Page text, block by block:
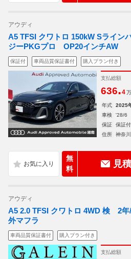
アウディ
A5 TFSI クワトロ 150kW Sライン
ジーPKGプロ OP20インチAW
保証付 車両品質保証書付 購入プラン付き
支払総額
636.4
年式 2025
車検
'28/6
保証
保証付
住所
神奈
無
料
見
アウディ
A5 2.0 TFSI クワトロ 4WD 検 2年
外マフラ
車両品質保証書付 購入プラン付き
支払総額